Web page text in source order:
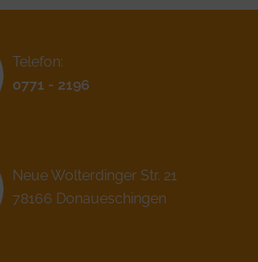
Telefon:
0771 - 2196
Neue Wolterdinger Str. 21
78166 Donaueschingen